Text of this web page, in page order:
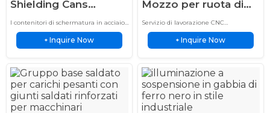
Shielding Cans
Precision Stamped
Stainless Steel for
Electronics
I contenitori di schermatura in acciaio
inossidabile forniscono protezione EMI
RFI stampata di precisione per
applicazioni elettroniche
dispositivi industriali.
+ Inquire Now
Mozzo per ruota di
bicicletta, servizio di
lavorazione CNC
affidabile da 10 anni
Servizio di lavorazione CNC
personalizzato per mozzi di ruote di
biciclette per componenti in
alluminio, acciaio inossidabile e titanio.
+ Inquire Now